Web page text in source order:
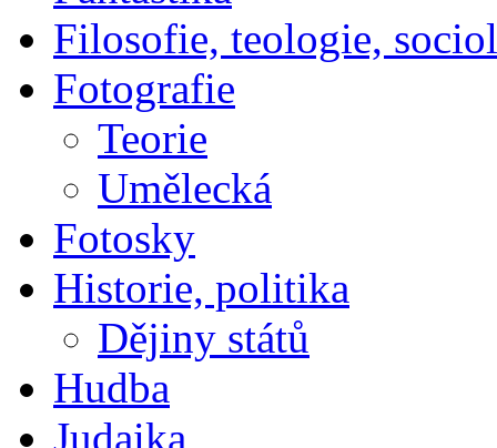
Filosofie, teologie,
Fotografie
Teorie
Umělecká
Fotosky
Historie, politika
Dějiny států
Hudba
Judaika